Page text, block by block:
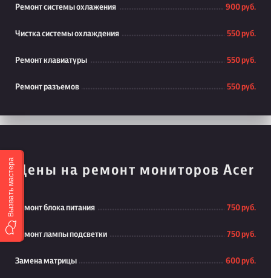
Ремонт системы охлажения 900 руб.
Чистка системы охлаждения 550 руб.
Ремонт клавиатуры 550 руб.
Ремонт разъемов 550 руб.
Цены на ремонт мониторов Acer
Ремонт блока питания 750 руб.
Ремонт лампы подсветки 750 руб.
Замена матрицы 600 руб.
Вызвать мастера